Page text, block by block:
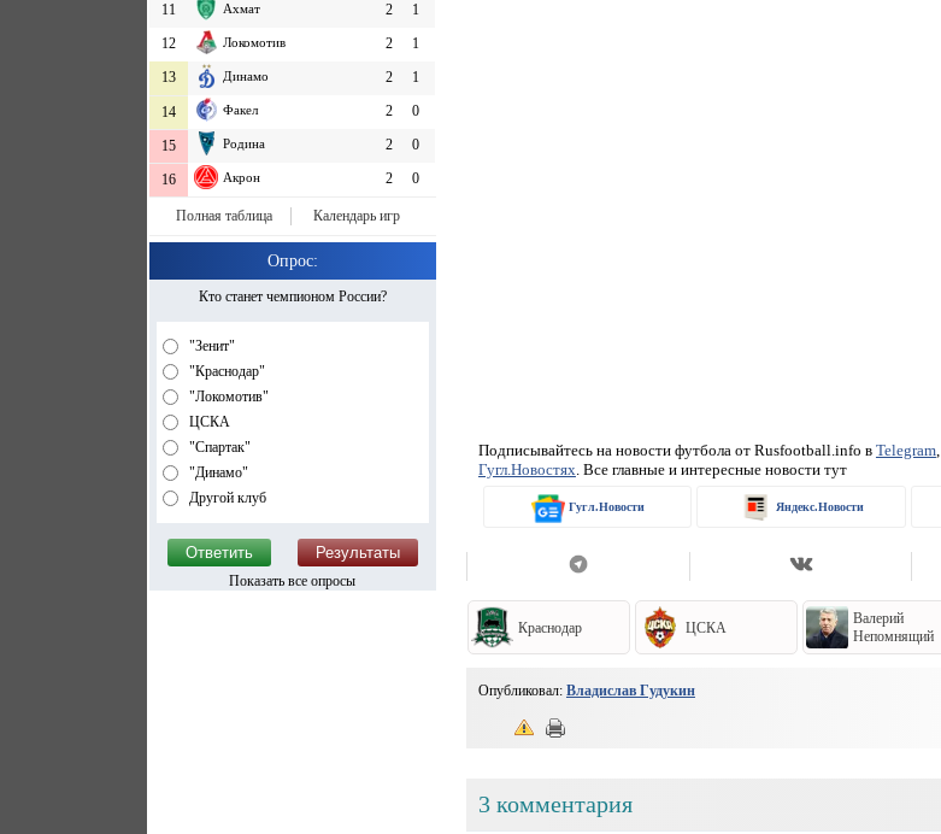
11
Ахмат 2
1
12
Локомотив 2
1
13
Динамо 2 1
14 Факел 2 0
15 Родина 2 0
16 Акрон 2 0
Полная таблица Календарь игр
Опрос:
Кто станет чемпионом России?
"Зенит"
"Краснодар"
"Локомотив"
ЦСКА
"Спартак"
"Динамо"
Другой клуб
Показать все опросы
Подписывайтесь на новости футбола от Rusfootball.info в Telegram,
Гугл.Новостях. Все главные и интересные новости тут
Гугл.Новости Яндекс.Новости
Краснодар ЦСКА
Валерий
Непомнящий
Опубликовал: Владислав Гудукин
3 комментария